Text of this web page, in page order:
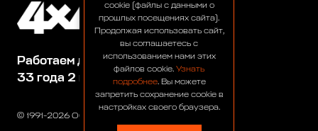
© 1991-2026 ООО «Сервис 4х4»
Работаем для вас:
33 года 2 месяца 26 дней
cookie (файлы с данными о
прошлых посещениях сайта).
Продолжая использовать сайт,
вы соглашаетесь с
использованием нами этих
файлов cookie. Узнать
подробнее. Вы можете
запретить сохранение cookie в
настройках своего браузера.